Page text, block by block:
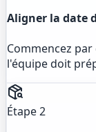
Aligner la date
Commencez
l'équipe doit
Étape 2